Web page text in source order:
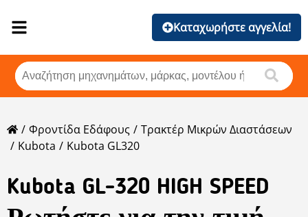
Καταχωρήστε αγγελία!
Φροντίδα Εδάφους
Τρακτέρ Μικρών Διαστάσεων
Kubota
Kubota GL320
Kubota GL-320 HIGH SPEED